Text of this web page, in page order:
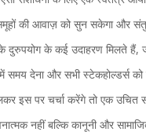
समूहों की आवाज़ को सुन सकेगा और
के दुरुपयोग के कई उदाहरण मिलते हैं,
में समय देना और सभी स्टेकहोल्डर्स
इस पर चर्चा करेंगे तो एक उचित
नहीं बल्कि कानूनी और